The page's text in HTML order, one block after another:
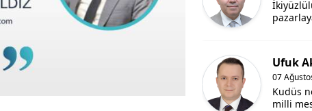
Ufuk
07
Kudüs
milli